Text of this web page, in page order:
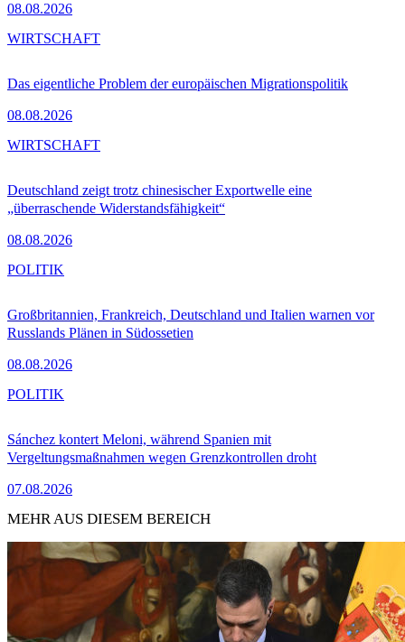
08.08.2026
Das eigentliche Problem der europäischen Migrationspolitik
08.08.2026
WIRTSCHAFT
Deutschland zeigt trotz chinesischer Exportwelle eine
„überraschende Widerstandsfähigkeit“
08.08.2026
WIRTSCHAFT
Großbritannien, Frankreich, Deutschland und Italien warnen vor
Russlands Plänen in Südossetien
08.08.2026
POLITIK
Sánchez kontert Meloni, während Spanien mit
Vergeltungsmaßnahmen wegen Grenzkontrollen droht
07.08.2026
POLITIK
MEHR AUS DIESEM BEREICH